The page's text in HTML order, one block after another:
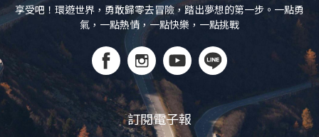
享受吧！環遊世界，勇敢歸零去冒險，踏出夢想的第一步。一點勇
氣，一點熱情，一點快樂，一點挑戰
訂閱電子報